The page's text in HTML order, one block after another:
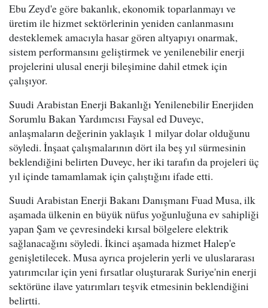
Ebu Zeyd'e göre bakanlık, ekonomik toparlanmayı ve
üretim ile hizmet sektörlerinin yeniden canlanmasını
desteklemek amacıyla hasar gören altyapıyı onarmak,
sistem performansını geliştirmek ve yenilenebilir enerji
projelerini ulusal enerji bileşimine dahil etmek için
çalışıyor.
Suudi Arabistan Enerji Bakanlığı Yenilenebilir Enerjiden
Sorumlu Bakan Yardımcısı Faysal ed Duveyc,
anlaşmaların değerinin yaklaşık 1 milyar dolar olduğunu
söyledi. İnşaat çalışmalarının dört ila beş yıl sürmesinin
beklendiğini belirten Duveyc, her iki tarafın da projeleri üç
yıl içinde tamamlamak için çalıştığını ifade etti.
Suudi Arabistan Enerji Bakanı Danışmanı Fuad Musa, ilk
aşamada ülkenin en büyük nüfus yoğunluğuna ev sahipliği
yapan Şam ve çevresindeki kırsal bölgelere elektrik
sağlanacağını söyledi. İkinci aşamada hizmet Halep'e
genişletilecek. Musa ayrıca projelerin yerli ve uluslararası
yatırımcılar için yeni fırsatlar oluşturarak Suriye'nin enerji
sektörüne ilave yatırımları teşvik etmesinin beklendiğini
belirtti.